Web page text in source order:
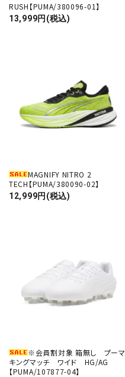
RUSH【PUMA/380096-01】
13,999円(税込)
MAGNIFY NITRO 2
TECH【PUMA/380090-02】
12,999円(税込)
※会員割対象 箱無し プーマ
キングマッチ ワイド HG/AG
【PUMA/107877-04】